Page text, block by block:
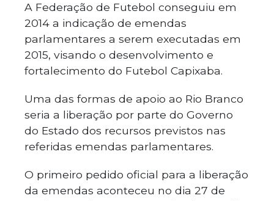
A Federação de Futebol conseguiu em
2014 a indicação de emendas
parlamentares a serem executadas em
2015, visando o desenvolvimento e
fortalecimento do Futebol Capixaba.
Uma das formas de apoio ao Rio Branco
seria a liberação por parte do Governo
do Estado dos recursos previstos nas
referidas emendas parlamentares.
O primeiro pedido oficial para a liberação
da emendas aconteceu no dia 27 de